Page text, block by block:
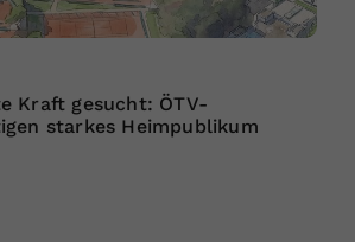
Kraft gesucht: ÖTV-
starkes Heimpublikum